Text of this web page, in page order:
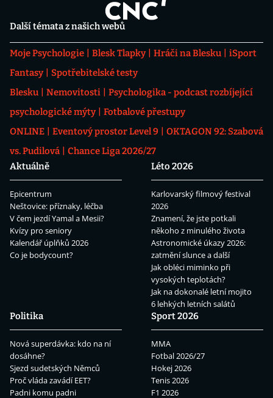
Další témata z našich webů
Moje Psychologie Blesk Tlapky Hráči na Blesku
iSport
Fantasy
Spotřebitelské testy
Blesku
Nemovitosti
Psychologika - podcast rozbíjející
psychologické mýty
Fotbalové přestupy
ONLINE
Eventový prostor Level 9
OKTAGON 92: Szabová
vs. Pudilová
Chance Liga 2026/27
Aktuálně
Epicentrum
Neštovice: příznaky, léčba
V čem jezdí Yamal a Mesii?
Kvízy pro seniory
Kalendář úplňků 2026
Co je bodycount?
Léto 2026
Karlovarský filmový festival
2026
Znamení, že jste potkali
někoho z minulého života
Astronomické úkazy 2026:
zatmění slunce a další
Jak obléci miminko při
vysokých teplotách?
Jak na dokonalé letní mojito
6 lehkých letních salátů
Politika
Nová superdávka: kdo na ní
dosáhne?
Sjezd sudetských Němců
Proč vláda zavádí EET?
Padni komu padni
Sport 2026
MMA
Fotbal 2026/27
Hokej 2026
Tenis 2026
F1 2026